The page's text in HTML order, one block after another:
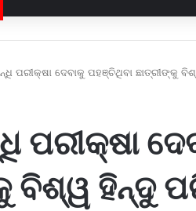
ପରୀକ୍ଷା ଦେବାକୁ ପହଞ୍ଚିଥିବା ଛାତ୍ରୀଙ୍କୁ
ପରୀକ୍ଷା
ବିଶ୍ୱ ହିନ୍ଦୁ